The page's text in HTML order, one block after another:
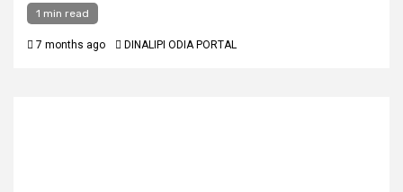
1 min read
7 months ago DINALIPI ODIA PORTAL